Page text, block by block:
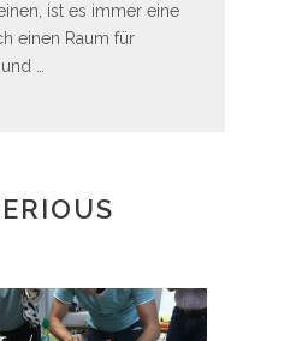
ist es immer eine
einen Raum für
…